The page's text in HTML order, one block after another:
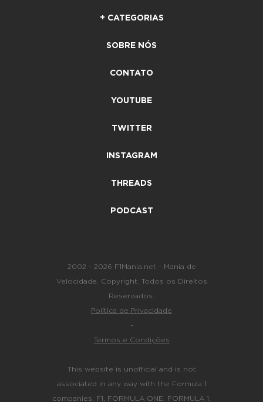
+ CATEGORIAS
SOBRE NÓS
CONTATO
YOUTUBE
TWITTER
INSTAGRAM
THREADS
PODCAST
2002 - 2026 F1Mania.net - Mania de
Velocidade. Copyright. Todos os Direitos
Reservados.
Política de Privacidade
-
Termos e Condições
This website is unofficial and is not
associated in any way with the Formula 1
companies. F1, FORMULA ONE, FORMULA 1,